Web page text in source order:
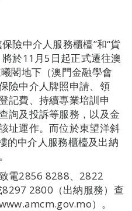
險中介人服務櫃檯”和“貨
於11月5日起正式遷往澳
閣地下（澳門金融學會
險中介人牌照申請、領
記費、持續專業培訓申
詢及投訴等服務，以及金
址運作。而位於東望洋斜
的中介人服務櫃檯及出納
電2856 8288、2822
2800（出納服務）查
）。